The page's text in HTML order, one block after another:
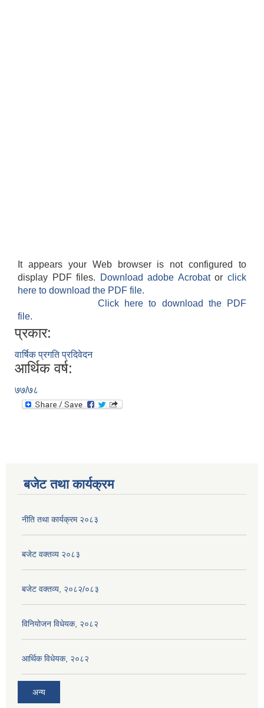
It appears your Web browser is not configured to
display PDF files.
Download adobe Acrobatorclick
here to download the PDF file.
Click here to download the PDF
file.
प्रकार:
वार्षिक प्रगति प्रदिवेदन
आर्थिक वर्ष:
७७/७८
बजेट तथा कार्यक्रम
नीति तथा कार्यक्रम २०८३
बजेट वक्तव्य २०८३
बजेट वक्तव्य, २०८२/०८३
विनियोजन विधेयक, २०८२
आर्थिक विधेयक, २०८२
अन्य